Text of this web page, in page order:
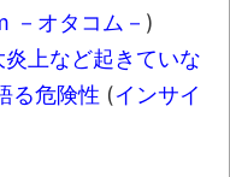
－オタコム－ )
炎上など起きていな
る危険性 (インサイ